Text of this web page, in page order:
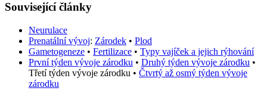
Související články
Neurulace
Prenatální vývoj: Zárodek • Plod
Gametogeneze • Fertilizace • Typy vajíček a jejich rýhování
První týden vývoje zárodku • Druhý týden vývoje zárodku •
Třetí týden vývoje zárodku • Čtvrtý až osmý týden vývoje
zárodku